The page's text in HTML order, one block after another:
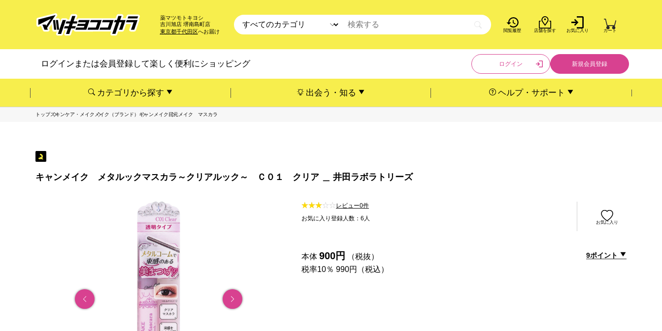
薬マツモトキヨシ
吉川旭店 堺南島町店
東京都千代田区へお届け 閲覧履歴 店舗を探す お気に入り カート
ログインまたは会員登録して楽しく便利にショッピング ログイン 新規会員登録
カテゴリから探す 出会う・知る ヘルプ・サポート
トップスキンケア・メイク メイク（ブランド） キャンメイク目元メイク マスカラ
キャンメイク メタルックマスカラ～クリアルック～ Ｃ０１ クリア ＿ 井田ラボラトリーズ
レビュー0件
お気に入り登録人数：6人
お気に入り
本体 900円
（税抜）
税率10％ 990円（税込）
9ポイント